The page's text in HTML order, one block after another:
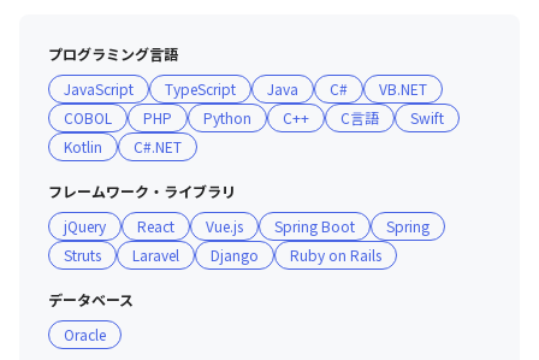
・スタートアップ向けWebサービス開発
（TypeScript｜Next.js｜Firebase｜GCP｜CI/CD：
GitHub Actions）
・既存サービスのリプレイスプロジェクト
（PHP→Node.js移行｜React｜API設計｜Docker｜
AWS）
・データ連携を含むWebアプリケーション開発
（Python｜FastAPI｜React｜BigQuery｜ETL処理）
プログラミング言語
JavaScript
TypeScript Java C#
VB.NET
COBOL
PHP Python C++ C言語
Swift
Kotlin
C#.NET
フレームワーク・ライブラリ
jQuery
React Vue.js Spring Boot
Spring
Struts
Laravel Django Ruby on Rails
データベース
Oracle